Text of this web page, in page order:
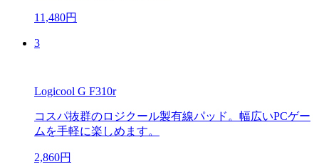
11,480円
3
Logicool G F310r
コスパ抜群のロジクール製有線パッド。幅広いPCゲー
ムを手軽に楽しめます。
2,860円